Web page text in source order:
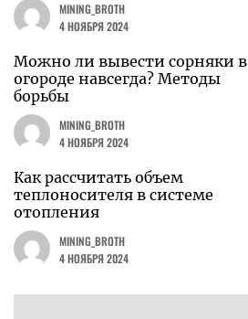
MINING_BROTH
4 НОЯБРЯ 2024
Можно ли вывести сорняки в
огороде навсегда? Методы
борьбы
MINING_BROTH
4 НОЯБРЯ 2024
Как рассчитать объем
теплоносителя в системе
отопления
MINING_BROTH
4 НОЯБРЯ 2024